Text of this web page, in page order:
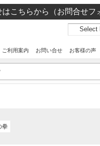
はこちらから（お問合せフ
Select
ご利用案内 お問い合せ お客様の声
拳